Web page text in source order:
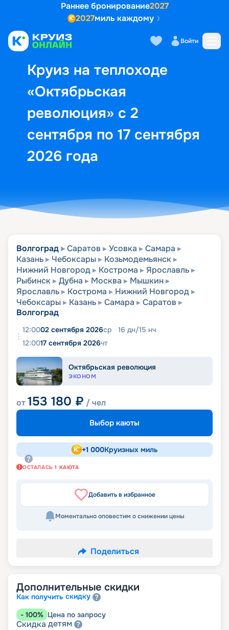
Раннее бронирование2027
2027миль каждому
Войти
Круиз на теплоходе
«Октябрьская
революция» с 2
сентября по 17 сентября
2026 года
Выбор кают Маршрут и
Волгоград Саратов Усовка
Самара
Казань
Чебоксары
Козьмодемьянск
Нижний Новгород
Кострома
Ярославль
Рыбинск
Дубна Москва
Мышкин
Ярославль
Кострома
Нижний Новгород
Чебоксары
Казань Самара
Саратов
Волгоград
12:0002 сентября 2026ср 16 дн/15 нч
12:0017 сентября 2026чт
Октябрьская революция
ЭКОНОМ
от153 180 ₽ / чел
Выбор каюты
+1 000Круизных миль
ОСТАЛАСЬ 1 КАЮТА
Добавить в избранное
Моментально оповестим о снижении цены
Поделиться
Дополнительные скидки
Как получить скидку
- 100% Цена по запросу
Скидка детям